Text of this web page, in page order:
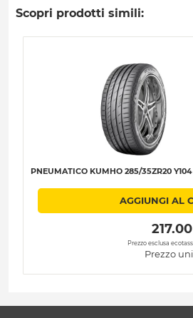
Scopri prodotti simili:
PNEUMATICO KUMHO 285/35ZR20
AGGIUNGI AL
Prezzo esclusa
Prezzo